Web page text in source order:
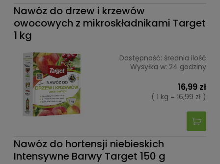
Nawóz do drzew i krzewów
owocowych z mikroskładnikami Target
1 kg
Dostępność: średnia ilość
Wysyłka w: 24 godziny
16,99 zł
( 1 kg = 16,99 zł )
Nawóz do hortensji niebieskich
Intensywne Barwy Target 150 g